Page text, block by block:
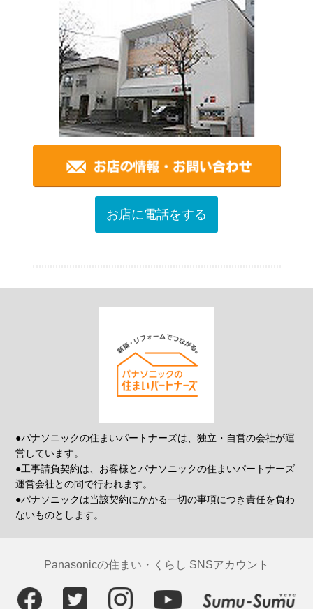
お店に電話をする
●パナソニックの住まいパートナーズは、独立・自営の会社が運
営しています。
●工事請負契約は、お客様とパナソニックの住まいパートナーズ
運営会社との間で行われます。
●パナソニックは当該契約にかかる一切の事項につき責任を負わ
ないものとします。
Panasonicの住まい・くらし SNSアカウント